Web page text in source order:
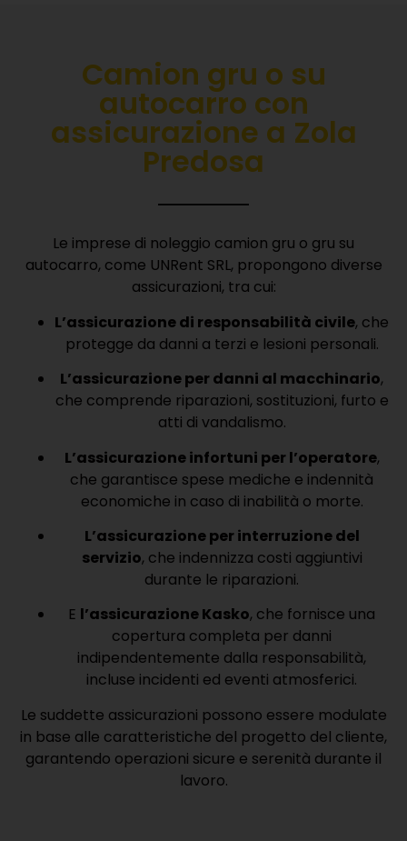
Camion gru o su
autocarro con
assicurazione a Zola
Predosa
Le imprese di noleggio camion gru o gru su
autocarro, come UNRent SRL, propongono diverse
assicurazioni, tra cui:
L’assicurazione di responsabilità civile, che
protegge da danni a terzi e lesioni personali.
L’assicurazione per danni al macchinario,
che comprende riparazioni, sostituzioni, furto e
atti di vandalismo.
L’assicurazione infortuni per l’operatore,
che garantisce spese mediche e indennità
economiche in caso di inabilità o morte.
L’assicurazione per interruzione del
servizio, che indennizza costi aggiuntivi
durante le riparazioni.
E l’assicurazione Kasko, che fornisce una
copertura completa per danni
indipendentemente dalla responsabilità,
incluse incidenti ed eventi atmosferici.
Le suddette assicurazioni possono essere modulate
in base alle caratteristiche del progetto del cliente,
garantendo operazioni sicure e serenità durante il
lavoro.